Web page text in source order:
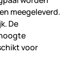
meegeleverd.
De
voor